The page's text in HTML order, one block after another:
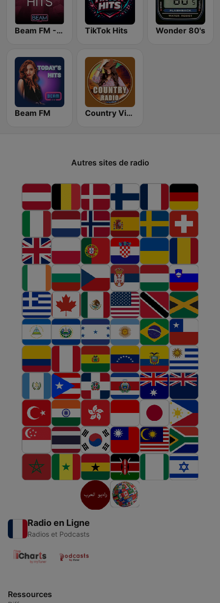
Beam FM - Adult Hits TikTok Hits Wonder 80's
Beam FM Country Vibes
Autres sites de radio
Radio en Ligne
Radios et Podcasts
Ressources